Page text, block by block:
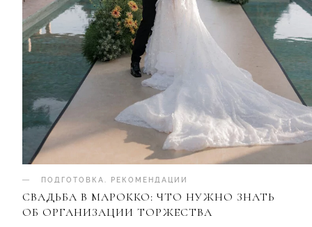
ПОДГОТОВКА РЕКОМЕНДАЦИИ
СВАДЬБА В МАРОККО: ЧТО НУЖНО ЗНАТЬ
ОБ ОРГАНИЗАЦИИ ТОРЖЕСТВА